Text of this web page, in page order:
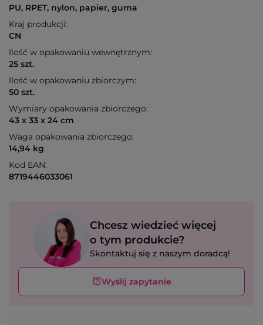
PU, RPET, nylon, papier, guma
Kraj produkcji:
CN
Ilość w opakowaniu wewnętrznym:
25 szt.
Ilość w opakowaniu zbiorczym:
50 szt.
Wymiary opakowania zbiorczego:
43 x 33 x 24 cm
Waga opakowania zbiorczego:
14,94 kg
Kod EAN:
8719446033061
Chcesz wiedzieć więcej
o tym produkcie?
Skontaktuj się z naszym doradcą!
Wyślij zapytanie